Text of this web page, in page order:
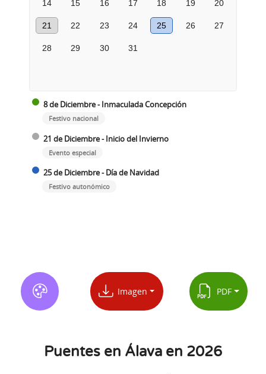
14 15 16 17 18 19 20
21 22 23 24 25 26 27
28 29 30 31
8 de Diciembre - Inmaculada Concepción
Festivo nacional
21 de Diciembre - Inicio del Invierno
Evento especial
25 de Diciembre - Día de Navidad
Festivo autonómico
Imagen PDF
Puentes en Álava en 2026